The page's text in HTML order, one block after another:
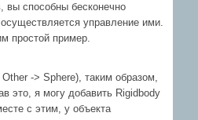
вы способны бесконечно
управление ими.
простой пример.
-> Sphere), таким образом,
это, я могу добавить Rigidbody
с этим, у объекта